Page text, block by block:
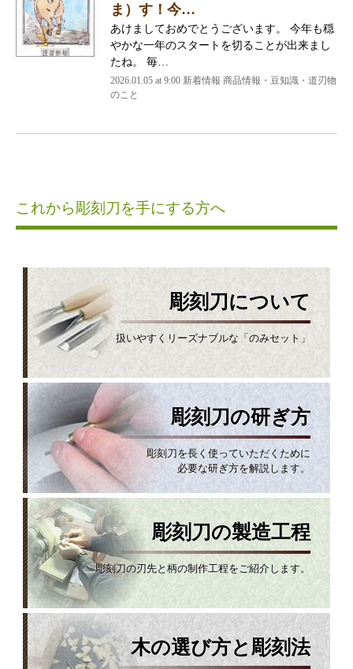
ま）す！今…
あけましておめでとうございます。 今年も穏
やかな一年のスタートを切ることが出来まし
たね。 毎…
2026.01.05 at 9:00 新着情報 商品情報・豆知識・道刃物
のこと
これから彫刻刀を手にする方へ
彫刻刀について
扱いやすくリーズナブルな「のみセット」
彫刻刀の研ぎ方
彫刻刀を長く使っていただくために
必要な研ぎ方を解説します。
彫刻刀の製造工程
彫刻刀の刃先と柄の制作工程をご紹介します。
木の選び方と彫刻法